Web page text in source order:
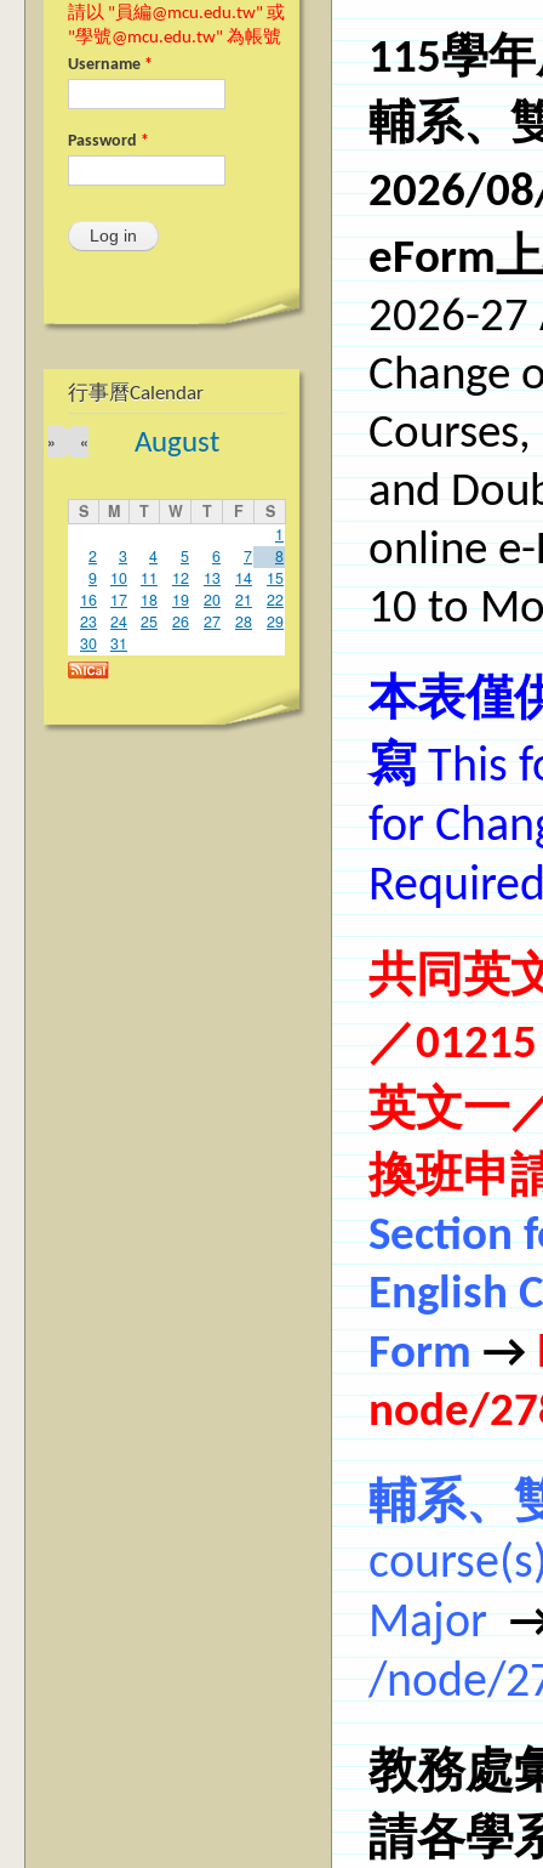
請以 "員編@mcu.edu.tw" 或
"學號@mcu.edu.tw" 為帳號
Username *
Password *
行事曆Calendar
August
«
»
S M T W T F
S
1
2
3 4 5 6 7
8
9
10 11 12 13 14
15
16
17 18 19 20 21
22
23
24 25 26 27 28
29
30
31
115學
輔系、
2026/
eForm
2026-27
Change
and
online
10to
本表僅
寫This
for
共同英
／
英文一
換班申
Section
English
Form→
node/
輔系、
Major
/node/
教務處
請各學